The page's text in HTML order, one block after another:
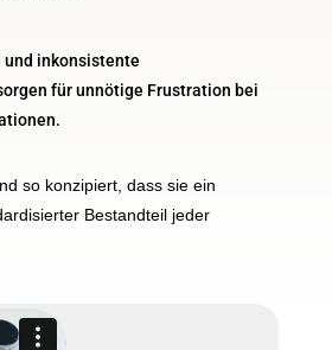
und inkonsistente
für unnötige Frustration bei
so konzipiert, dass sie ein
Bestandteil jeder